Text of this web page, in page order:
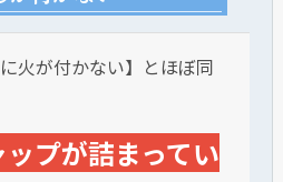
火が付かない】とほぼ同
プが詰まってい